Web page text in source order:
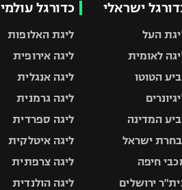
ישראלי
העל
לאומית
הטוטו
המדינה
ישראל
חיפה
ירושלים
כדורגל עולמי
ליגת האלופות
ליגה אירופית
ליגה אנגלית
ליגה גרמנית
ליגה ספרדית
ליגה איטלקית
ליגה צרפתית
ליגה הולנדית